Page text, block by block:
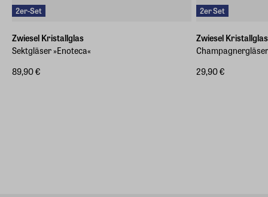
2er-Set
Zwiesel Kristallglas
Sektgläser »Enoteca«
89,90 €
2er Set
Zwiesel Kristallglas
29,90 €